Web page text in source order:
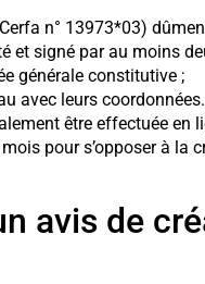
n° 13973*03)
et signé par au moins
générale constitutive ;
avec leurs coordonnées.
être effectuée en
pour s’opposer à
avis de